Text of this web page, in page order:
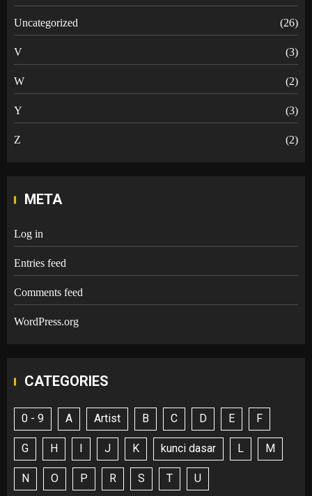
Uncategorized (26)
V (3)
W (2)
Y (3)
Z (2)
META
Log in
Entries feed
Comments feed
WordPress.org
CATEGORIES
0 - 9 A Artist B C D E F
G H I J K kunci dasar L M
N O P R S T U